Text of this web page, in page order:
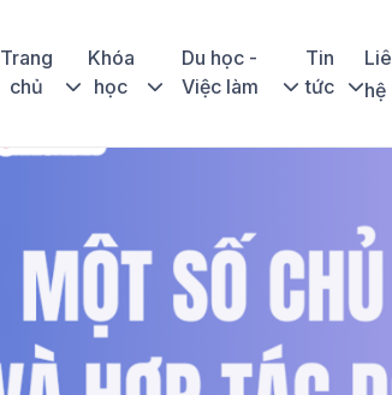
Trang
chủ
Khóa
học
Du học -
Việc làm
Tin
tức
hệ